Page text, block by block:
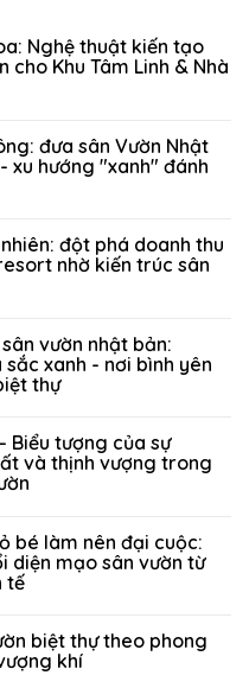
Nghệ thuật kiến tạo
cho Khu Tâm Linh & Nhà
đưa sân Vườn Nhật
xu hướng "xanh" đánh
đột phá doanh thu
nhờ kiến trúc sân
vườn nhật bản:
xanh - nơi bình yên
thự
Biểu tượng của sự
và thịnh vượng trong
bé làm nên đại cuộc:
diện mạo sân vườn từ
tế
biệt thự theo phong
khí